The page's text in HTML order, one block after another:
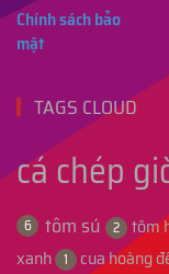
Chính sách bảo
mật
TAGS CLOUD
cá chép
6 tôm sú 2 tôm
xanh 1 cua hoàng